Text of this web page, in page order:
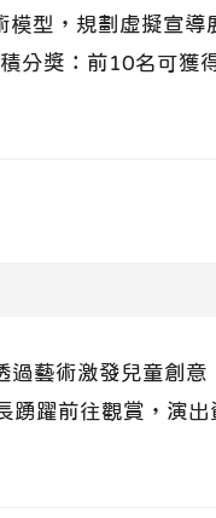
型，規劃虛擬宣導
分獎：前10名可獲
藝術激發兒童創意
踴躍前往觀賞，演出